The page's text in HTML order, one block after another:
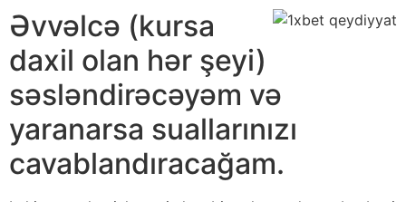
Əvvəlcə (kursa
daxil olan hər şeyi)
səsləndirəcəyəm və
yaranarsa suallarınızı
cavablandıracağam.